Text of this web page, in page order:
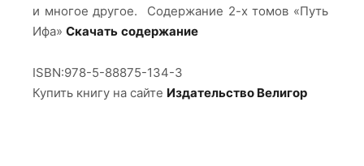
и многое другое. Содержание 2-х томов «Путь
Ифа» Скачать содержание
ISBN:978-5-88875-134-3
Купить книгу на сайте Издательство Велигор